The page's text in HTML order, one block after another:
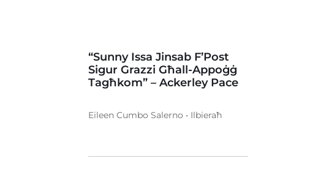
“Sunny Issa Jinsab F’Post
Sigur Grazzi Għall-Appoġġ
Tagħkom” – Ackerley Pace
Eileen Cumbo Salerno • Ilbieraħ